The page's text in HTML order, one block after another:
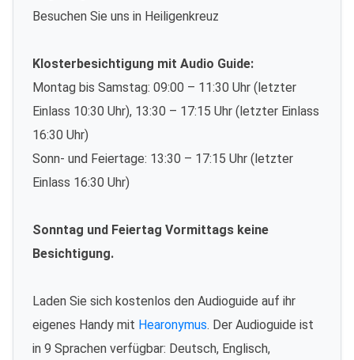
Besuchen Sie uns in Heiligenkreuz
Klosterbesichtigung mit Audio Guide:
Montag bis Samstag: 09:00 – 11:30 Uhr (letzter
Einlass 10:30 Uhr), 13:30 – 17:15 Uhr (letzter Einlass
16:30 Uhr)
Sonn- und Feiertage: 13:30 – 17:15 Uhr (letzter
Einlass 16:30 Uhr)
Sonntag und Feiertag Vormittags keine
Besichtigung.
Laden Sie sich kostenlos den Audioguide auf ihr
eigenes Handy mit Hearonymus. Der Audioguide ist
in 9 Sprachen verfügbar: Deutsch, Englisch,